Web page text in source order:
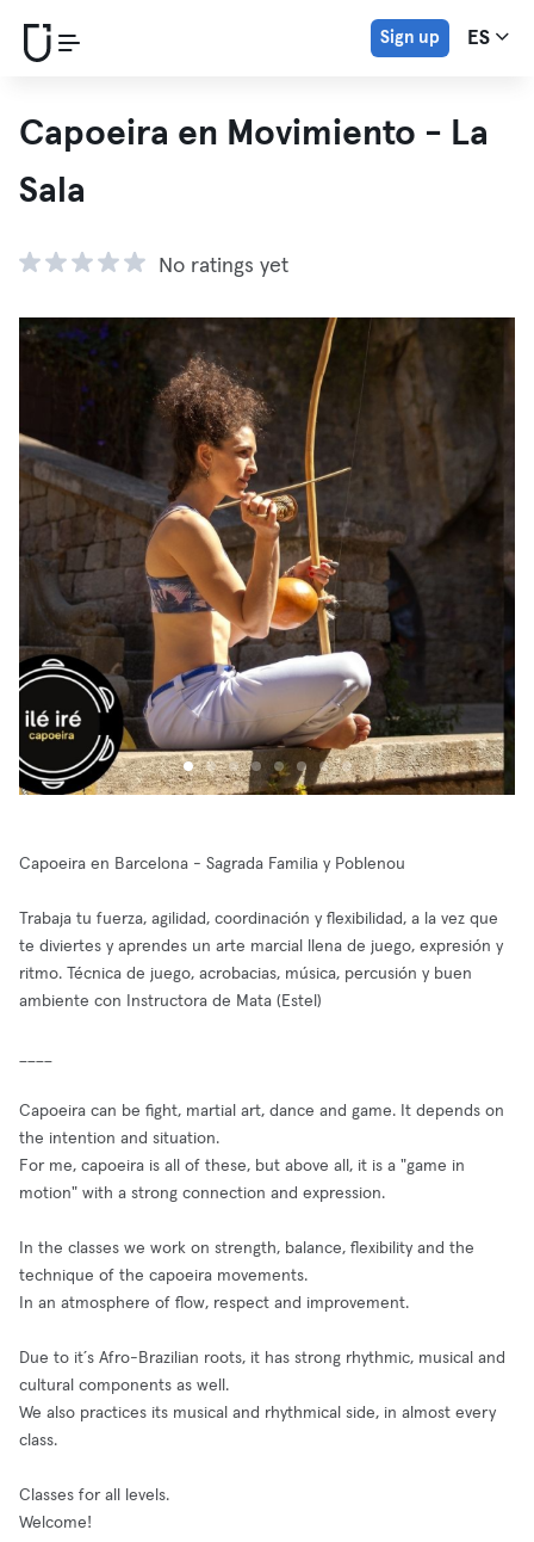
Sign up ES
Capoeira en Movimiento - La
Sala
No ratings yet
Capoeira en Barcelona - Sagrada Familia y Poblenou
Trabaja tu fuerza, agilidad, coordinación y flexibilidad, a la vez que
te diviertes y aprendes un arte marcial llena de juego, expresión y
ritmo. Técnica de juego, acrobacias, música, percusión y buen
ambiente con Instructora de Mata (Estel)
Capoeira can be fight, martial art, dance and game. It depends on
the intention and situation.
For me, capoeira is all of these, but above all, it is a "game in
motion" with a strong connection and expression.
In the classes we work on strength, balance, flexibility and the
technique of the capoeira movements.
In an atmosphere of flow, respect and improvement.
Due to it´s Afro-Brazilian roots, it has strong rhythmic, musical and
cultural components as well.
We also practices its musical and rhythmical side, in almost every
class.
Classes for all levels.
Welcome!